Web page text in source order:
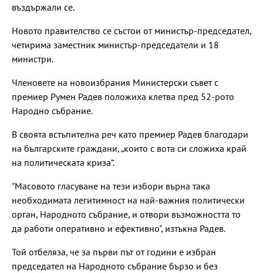
въздържали се.
Новото правителство се състои от министър-председател,
четирима заместник министър-председатели и 18
министри.
Членовете на новоизбрания Министерски съвет с
премиер Румен Радев положиха клетва пред 52-рото
Народно събрание.
В своята встъпителна реч като премиер Радев благодари
на българските граждани, „които с вота си сложиха край
на политическата криза“.
"Масовото гласуване на тези избори върна така
необходимата легитимност на най-важния политически
орган, Народното събрание, и отвори възможността то
да работи оперативно и ефективно", изтъкна Радев.
Той отбеляза, че за първи път от години е избран
председател на Народното събрание бързо и без